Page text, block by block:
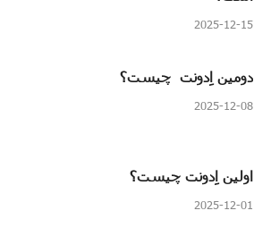
2025-12-15
دومین اِدونت چیست؟
2025-12-08
اولین اِدونت چیست؟
2025-12-01